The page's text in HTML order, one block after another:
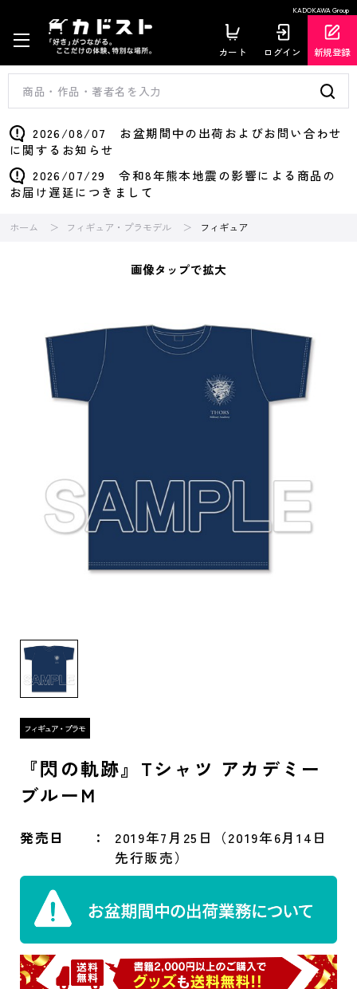
KADOKAWA Group
カート ログイン 新規登録
2026/08/07 お盆期間中の出荷およびお問い合わせ
に関するお知らせ
2026/07/29 令和8年熊本地震の影響による商品の
お届け遅延につきまして
ホーム フィギュア・プラモデル フィギュア
画像タップで拡大
『閃の軌跡』Tシャツ アカデミー
ブルーM
発売日
2019年7月25日（2019年6月14日
先行販売）